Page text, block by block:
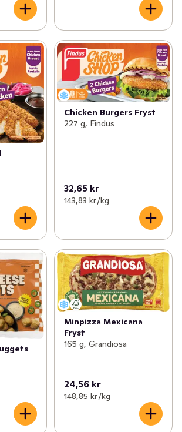
Chicken Burgers Fryst
227 g, Findus
32,65 kr
143,83 kr /kg
Minpizza Mexicana
Fryst
165 g, Grandiosa
24,56 kr
148,85 kr /kg